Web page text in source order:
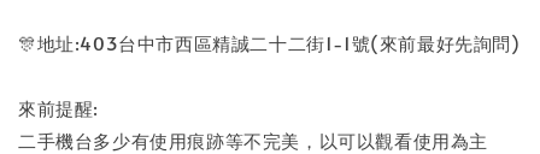
🎊地址:403台中市西區精誠二十二街1-1號(來前最好先詢問)
來前提醒:
二手機台多少有使用痕跡等不完美，以可以觀看使用為主